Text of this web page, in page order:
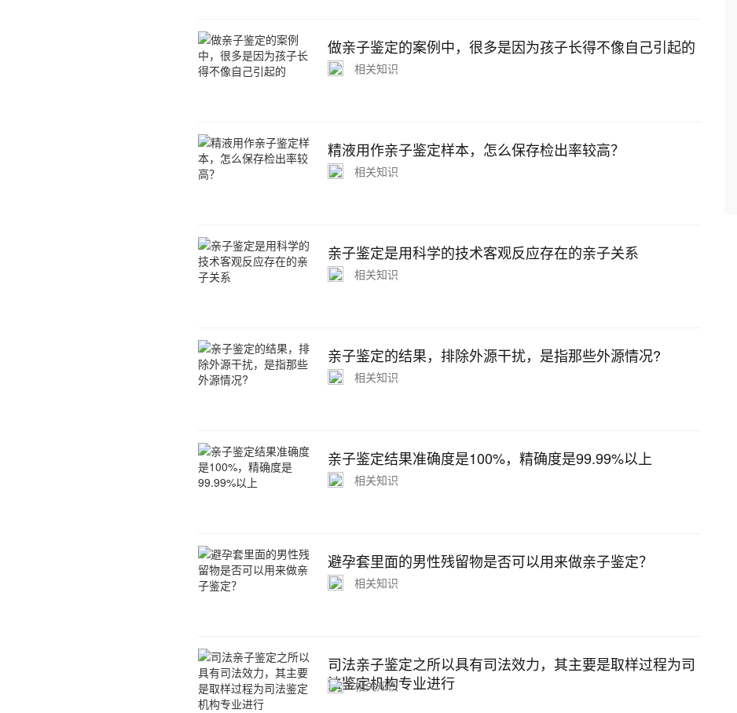
做亲子鉴定的案例中，很多是因为孩子长得不像自己引起的
相关知识
精液用作亲子鉴定样本，怎么保存检出率较高？
相关知识
亲子鉴定是用科学的技术客观反应存在的亲子关系
相关知识
亲子鉴定的结果，排除外源干扰，是指那些外源情况?
相关知识
亲子鉴定结果准确度是100%，精确度是99.99%以上
相关知识
避孕套里面的男性残留物是否可以用来做亲子鉴定？
相关知识
司法亲子鉴定之所以具有司法效力，其主要是取样过程为司
法鉴定机构专业进行
相关知识